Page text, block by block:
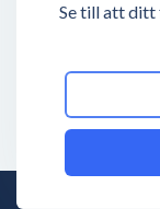
Se till att ditt